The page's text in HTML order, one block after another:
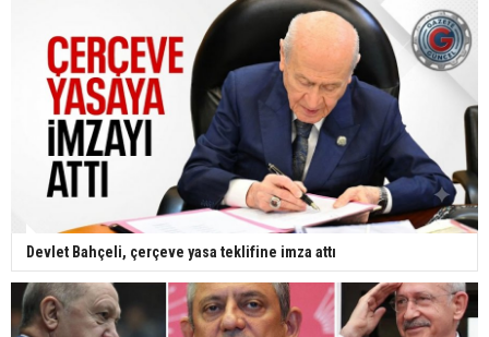
Devlet Bahçeli, çerçeve yasa teklifine imza attı